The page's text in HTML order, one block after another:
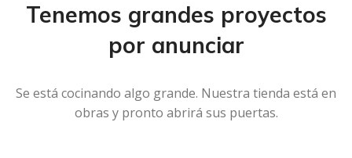
Tenemos grandes proyectos
por anunciar
Se está cocinando algo grande. Nuestra tienda está en
obras y pronto abrirá sus puertas.